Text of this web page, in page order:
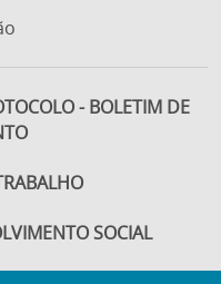
- BOLETIM DE
SOCIAL